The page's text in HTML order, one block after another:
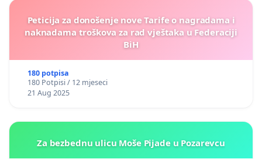
Peticija za donošenje nove Tarife o nagradama i
naknadama troškova za rad vještaka u Federaciji
BiH
180 potpisa
180 Potpisi / 12 mjeseci
21 Aug 2025
Za bezbednu ulicu Moše Pijade u Pozarevcu